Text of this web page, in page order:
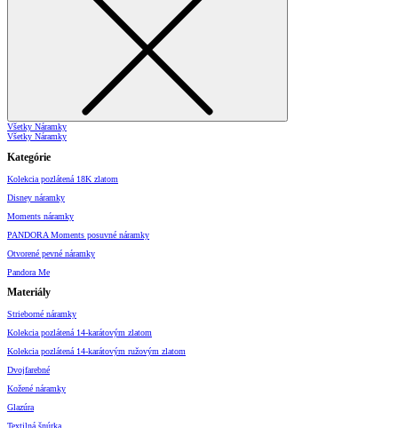
Všetky Náramky
Všetky Náramky
Kategórie
Kolekcia pozlátená 18K zlatom
Disney náramky
Moments náramky
PANDORA Moments posuvné náramky
Otvorené pevné náramky
Pandora Me
Materiály
Strieborné náramky
Kolekcia pozlátená 14-karátovým zlatom
Kolekcia pozlátená 14-karátovým ružovým zlatom
Dvojfarebné
Kožené náramky
Glazúra
Textilná šnúrka